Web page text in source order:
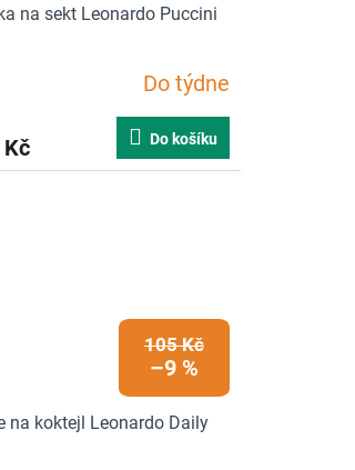
na sekt Leonardo Puccini
Do týdne
Kč Do košíku
105 Kč
–9 %
na koktejl Leonardo Daily